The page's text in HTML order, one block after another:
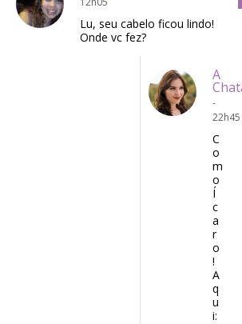
Lu, seu cabelo ficou lindo!
Onde vc fez?
A
-
22h45
C
o
m
o
Í
c
a
r
o
!
A
q
u
i: